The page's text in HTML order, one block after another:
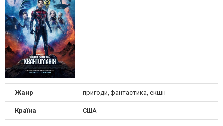
Жанр пригоди, фантастика, екшн
Країна США